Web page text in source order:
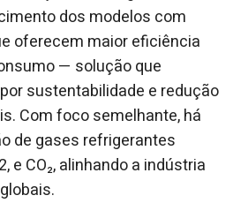
dos modelos com
oferecem maior eficiência
— solução que
sustentabilidade e redução
Com foco semelhante, há
de gases refrigerantes
e CO₂, alinhando a indústria